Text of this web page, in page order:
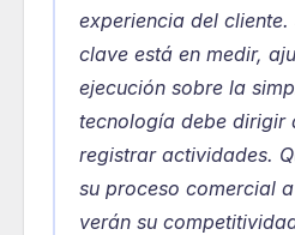
experiencia del
clave está en medir,
ejecución sobre la
tecnología debe dirigir
registrar actividades.
su proceso comercial
verán su